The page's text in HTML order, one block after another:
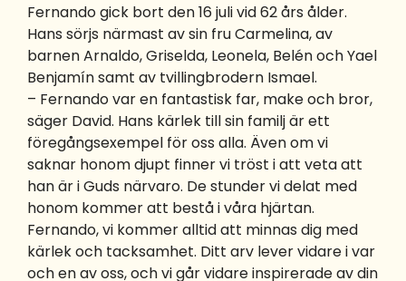
Fernando gick bort den 16 juli vid 62 års ålder.
Hans sörjs närmast av sin fru Carmelina, av
barnen Arnaldo, Griselda, Leonela, Belén och Yael
Benjamín samt av tvillingbrodern Ismael.
– Fernando var en fantastisk far, make och bror,
säger David. Hans kärlek till sin familj är ett
föregångsexempel för oss alla. Även om vi
saknar honom djupt finner vi tröst i att veta att
han är i Guds närvaro. De stunder vi delat med
honom kommer att bestå i våra hjärtan.
Fernando, vi kommer alltid att minnas dig med
kärlek och tacksamhet. Ditt arv lever vidare i var
och en av oss, och vi går vidare inspirerade av din